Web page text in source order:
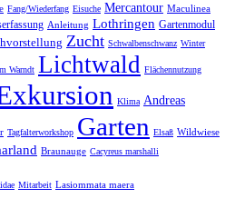
Fang/Wiederfang Eisuche Mercantour Maculinea
Anleitung Lothringen Gartenmodul
Zucht Schwalbenschwanz Winter
Warndt Lichtwald Flächennutzung
Klima Andreas
Tagfalterworkshop Garten Elsaß Wildwiese
Braunauge Cacyreus marshalli
Mitarbeit Lasiommata maera